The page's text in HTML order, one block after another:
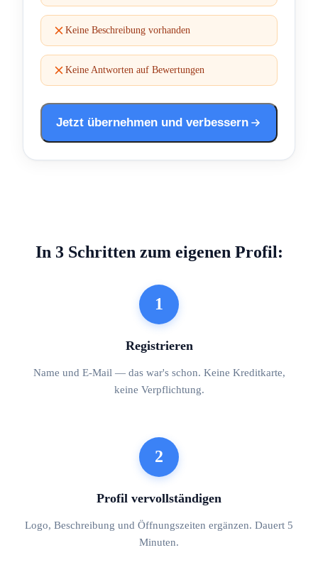
Keine Beschreibung vorhanden
Keine Antworten auf Bewertungen
Jetzt übernehmen und verbessern
In 3 Schritten zum eigenen Profil:
1
Registrieren
Name und E-Mail — das war's schon. Keine Kreditkarte,
keine Verpflichtung.
2
Profil vervollständigen
Logo, Beschreibung und Öffnungszeiten ergänzen. Dauert 5
Minuten.